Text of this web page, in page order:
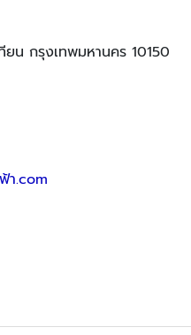
น กรุงเทพมหานคร 10150
า.com